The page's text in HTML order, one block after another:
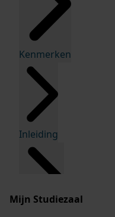
Kenmerken
Inleiding
Mijn Studiezaal